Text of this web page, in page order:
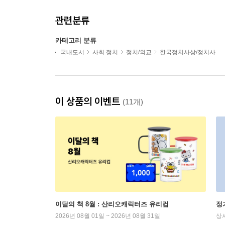
관련분류
카테고리 분류
국내도서 사회 정치 정치/외교 한국정치사상/정치사
이 상품의 이벤트 (11개)
이달의 책 8월 : 산리오캐릭터즈 유리컵
2026년 08월 01일 ~ 2026년 08월 31일
정
상